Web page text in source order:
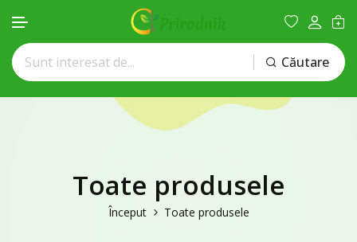
Căutare
Toate produsele
Început Toate produsele